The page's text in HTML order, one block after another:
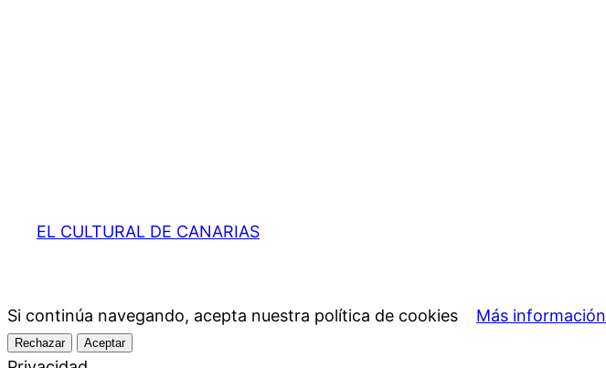
EL CULTURAL DE CANARIAS
Si continúa navegando, acepta nuestra política de cookies Más información
Rechazar Aceptar